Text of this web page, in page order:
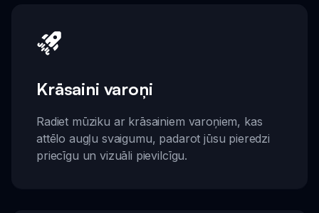
Krāsaini varoņi
Radiet mūziku ar krāsainiem varoņiem, kas
attēlo augļu svaigumu, padarot jūsu pieredzi
priecīgu un vizuāli pievilcīgu.